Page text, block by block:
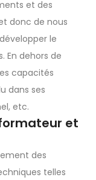
et des
donc de nous
le
En dehors de
capacités
dans ses
etc.
et
des
telles